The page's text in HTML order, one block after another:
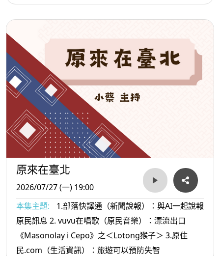
原來在臺北
2026/07/27 (一) 19:00
本集主題:
1.部落快譯通（新聞說報）：與AI一起說報
原民訊息 2. vuvu在唱歌（原民音樂）：漂流出口
《Masonolay i Cepo》之＜Lotong猴子＞ 3.原住
民.com（生活資訊）：旅遊可以預防失智